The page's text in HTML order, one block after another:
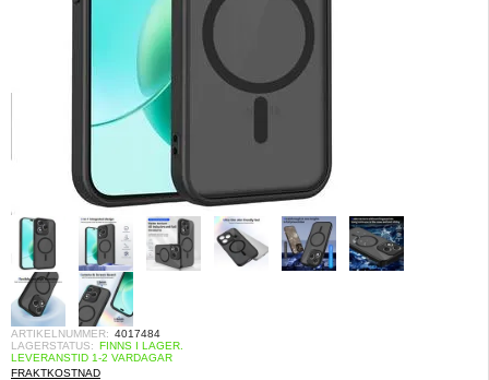
ARTIKELNUMMER: 4017484
LAGERSTATUS: FINNS I LAGER.
LEVERANSTID 1-2 VARDAGAR
FRAKTKOSTNAD